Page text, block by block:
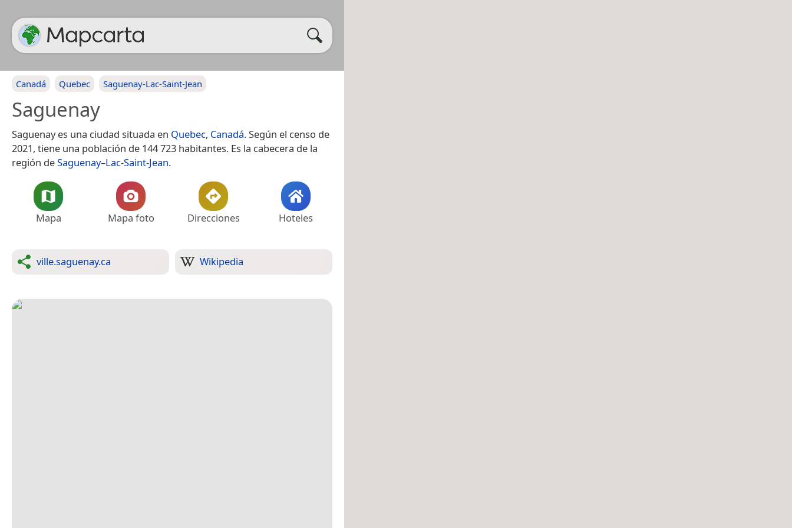
Canadá Quebec Saguenay-Lac-Saint-Jean
Saguenay
Saguenay es una ciudad situada en Quebec, Canadá. Según el censo de
2021, tiene una población de 144 723 habitantes.​ Es la cabecera de la
región deSaguenay–Lac-Saint-Jean.
Mapa Mapa foto Direcciones Hoteles
ville.saguenay.ca Wikipedia